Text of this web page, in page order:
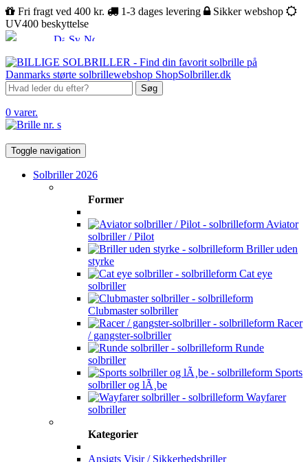
Fri fragt ved 400 kr. 1-3 dages levering
Sikker webshop
UV400 beskyttelse
Søg
0 varer.
Toggle navigation
Solbriller 2026
Former
Aviator
solbriller / Pilot
Briller uden
styrke
Cat eye
solbriller
Clubmaster solbriller
Racer
/ gangster-solbriller
Runde
solbriller
Sports
solbriller og lÃ¸be
Wayfarer
solbriller
Kategorier
Ansigts Visir / Sikkerhedsbriller